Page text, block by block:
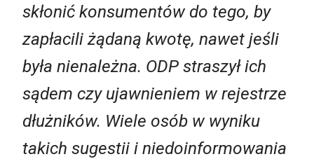
skłonić konsumentów do tego, by
zapłacili żądaną kwotę, nawet jeśli
była nienależna. ODP straszył ich
sądem czy ujawnieniem w rejestrze
dłużników. Wiele osób w wyniku
takich sugestii i niedoinformowania